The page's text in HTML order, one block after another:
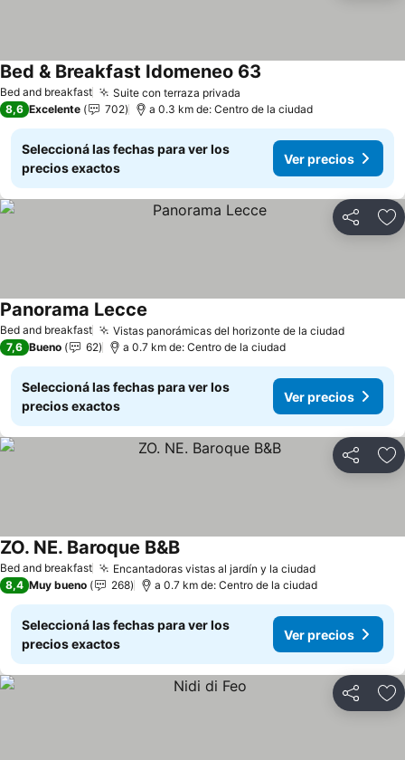
Bed and breakfast Suite con terraza privada
Bed & Breakfast Idomeneo 63
8,6 Excelente 702 a 0.3 km de: Centro de la ciudad
Seleccioná las fechas para ver los
precios exactos
Ver precios
Compartir
Bed and breakfast Vistas panorámicas del horizonte de la ciudadVer
Panorama Lecce
7,6 Bueno 62 a 0.7 km de: Centro de la ciudad
Seleccioná las fechas para ver los
precios exactos
Ver precios
Compartir
Bed and breakfast Encantadoras vistas al jardín y la ciudadVer precios
ZO. NE. Baroque B&BVer precios
8,4 Muy bueno 268 a 0.7 km de: Centro de la ciudad
Seleccioná las fechas para ver los
precios exactos
Ver precios
Compartir